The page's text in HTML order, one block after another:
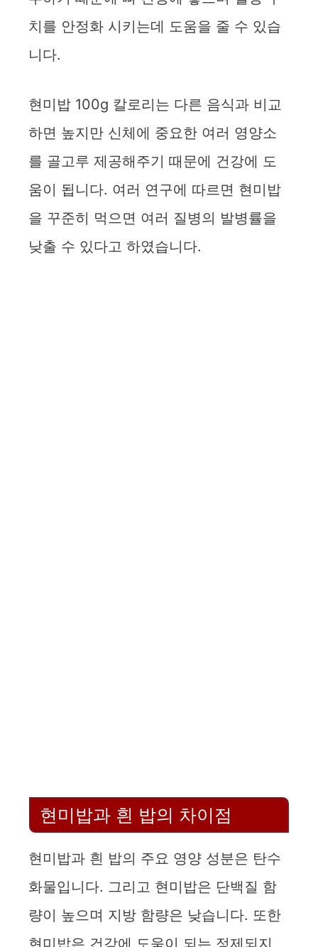
d
o
치를 안정화 시키는데 도움을 줄 수 있습
니다.
현미밥 100g 칼로리는 다른 음식과 비교
하면 높지만 신체에 중요한 여러 영양소
를 골고루 제공해주기 때문에 건강에 도
움이 됩니다. 여러 연구에 따르면 현미밥
을 꾸준히 먹으면 여러 질병의 발병률을
낮출 수 있다고 하였습니다.
현미밥과 흰 밥의 차이점
현미밥과 흰 밥의 주요 영양 성분은 탄수
화물입니다. 그리고 현미밥은 단백질 함
량이 높으며 지방 함량은 낮습니다. 또한